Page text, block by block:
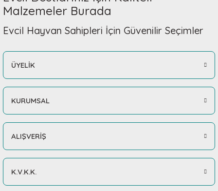
Malzemeler Burada
Evcil Hayvan Sahipleri İçin Güvenilir Seçimler
ÜYELİK
KURUMSAL
ALIŞVERİŞ
K.V.K.K.